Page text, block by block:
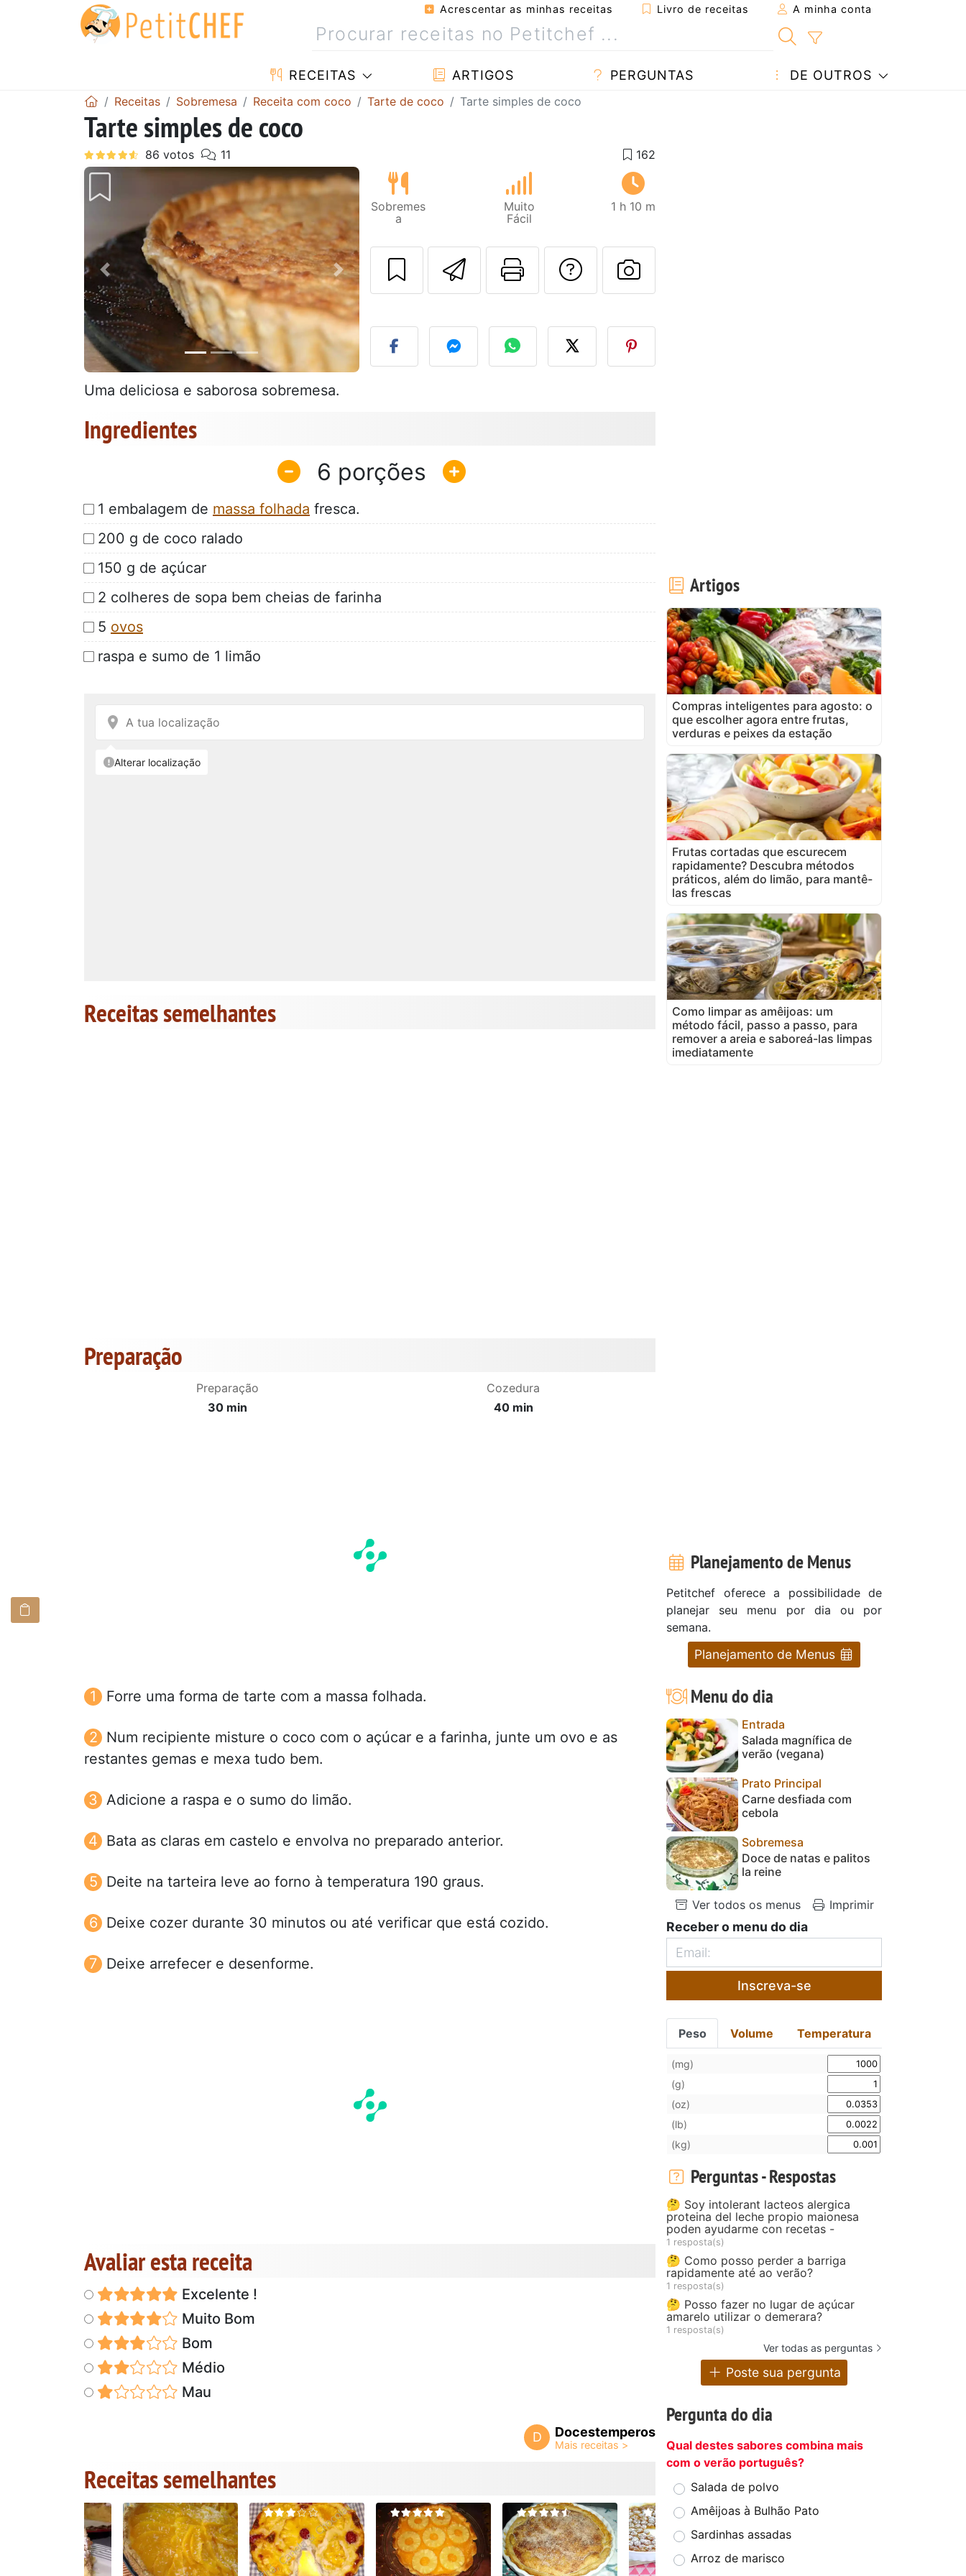
Acrescentar as minhas receitas Livro de receitas A minha conta
RECEITAS ARTIGOS PERGUNTAS DE OUTROS
Receitas Sobremesa Receita com coco Tarte de coco Tarte simples de coco
Tarte simples de coco
Anterior Next
Sobremes
a
Muito
Fácil
1 h 10 m
Enviar esta receita a um amigo
Imprima esta página
Falar com o autor da receita
Fez esta receita? Compartilhe
Uma deliciosa e saborosa sobremesa.
Ingredientes
6
1 embalagem de massa folhada fresca.
200 g de coco ralado
150 g de açúcar
2 colheres de sopa bem cheias de farinha
5 ovos
raspa e sumo de 1 limão
Receitas semelhantes
Preparação
Preparação
30 min
Cozedura
40 min
Forre uma forma de tarte com a massa folhada.
Num recipiente misture o coco com o açúcar e a farinha, junte um ovo e as
restantes gemas e mexa tudo bem.
Adicione a raspa e o sumo do limão.
Bata as claras em castelo e envolva no preparado anterior.
Deite na tarteira leve ao forno à temperatura 190 graus.
Deixe cozer durante 30 minutos ou até verificar que está cozido.
Deixe arrefecer e desenforme.
Avaliar esta receita
Excelente !
Muito Bom
Bom
Médio
Mau
D Docestemperos
Receitas semelhantes
Artigos
Compras inteligentes para agosto: o
que escolher agora entre frutas,
verduras e peixes da estação
Frutas cortadas que escurecem
rapidamente? Descubra métodos
práticos, além do limão, para mantê-
las frescas
Como limpar as amêijoas: um
método fácil, passo a passo, para
remover a areia e saboreá-las limpas
imediatamente
Planejamento de Menus
Petitchef oferece a possibilidade de
planejar seu menu por dia ou por
semana.
Planejamento de Menus
Menu do dia
Entrada
Salada magnífica de
verão (vegana)
Prato Principal
Carne desfiada com
cebola
Sobremesa
Doce de natas e palitos
la reine
Ver todos os menus Imprimir
Receber o menu do dia
Inscreva-se
Peso Volume Temperatura
(mg)
(g)
(oz)
(lb)
(kg)
Perguntas - Respostas
🤔 Soy intolerant lacteos alergica
proteina del leche propio maionesa
poden ayudarme con recetas -
1 resposta(s)
🤔 Como posso perder a barriga
rapidamente até ao verão?
1 resposta(s)
🤔 Posso fazer no lugar de açúcar
amarelo utilizar o demerara?
1 resposta(s)
Ver todas as perguntas
Poste sua pergunta
Pergunta do dia
Qual destes sabores combina mais
com o verão português?
Salada de polvo
Amêijoas à Bulhão Pato
Sardinhas assadas
Arroz de marisco